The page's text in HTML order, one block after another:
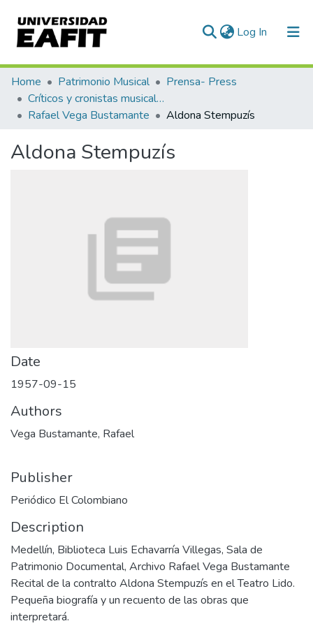
Log In (current)
Communities & Collections
All of DSpace
Home Patrimonio Musical
Prensa- Press
Críticos y cronistas musicales
Rafael Vega Bustamante
Aldona Stempuzís
Aldona Stempuzís
Date
1957-09-15
Authors
Vega Bustamante, Rafael
Publisher
Periódico El Colombiano
Description
Medellín, Biblioteca Luis Echavarría Villegas, Sala de
Patrimonio Documental, Archivo Rafael Vega Bustamante
Recital de la contralto Aldona Stempuzís en el Teatro Lido.
Pequeña biografía y un recuento de las obras que
interpretará.